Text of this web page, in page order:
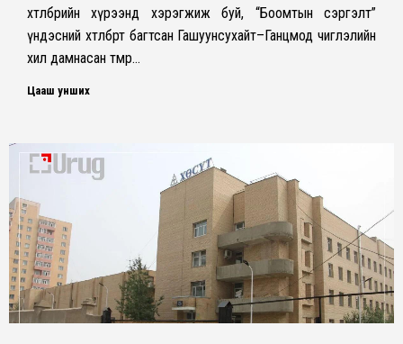
хөтөлбөрийн хүрээнд хэрэгжиж буй, “Боомтын сэргэлт”
үндэсний хөтөлбөрт багтсан Гашуунсухайт–Ганцмод чиглэлийн
хил дамнасан төмөр…
Цааш унших